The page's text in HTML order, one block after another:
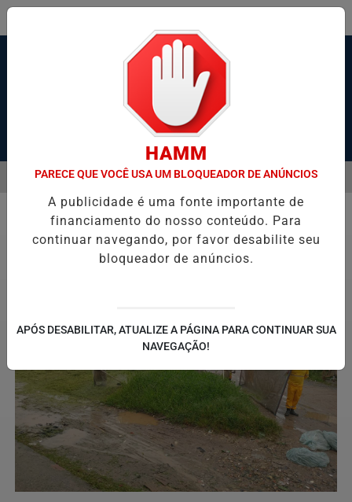
Pesquisar Notícia
POR 'GANGUE DA BICICLETA' EM SANTOS; VÍDEO MENINO DE 7
EM ALTA
MENU
HAMM
PARECE QUE VOCÊ USA UM BLOQUEADOR DE ANÚNCIOS
A publicidade é uma fonte importante de
financiamento do nosso conteúdo. Para
continuar navegando, por favor desabilite seu
bloqueador de anúncios.
APÓS DESABILITAR, ATUALIZE A PÁGINA PARA CONTINUAR SUA
NAVEGAÇÃO!